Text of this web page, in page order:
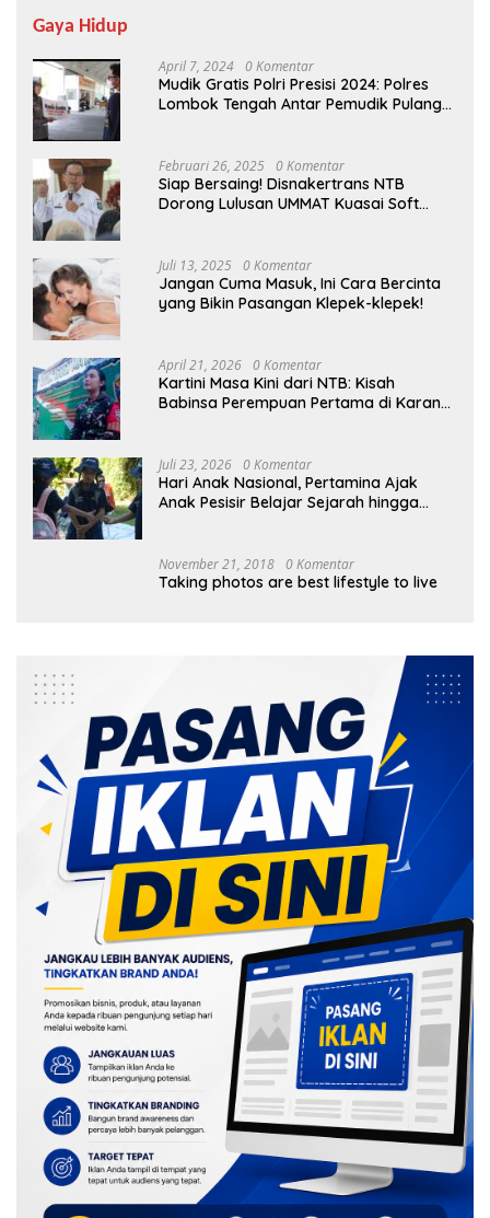
Gaya Hidup
April 7, 2024 0 Komentar
Mudik Gratis Polri Presisi 2024: Polres
Lombok Tengah Antar Pemudik Pulang
Februari 26, 2025 0 Komentar
Siap Bersaing! Disnakertrans NTB
Dorong Lulusan UMMAT Kuasai Soft
Juli 13, 2025 0 Komentar
Jangan Cuma Masuk, Ini Cara Bercinta
yang Bikin Pasangan Klepek-klepek!
April 21, 2026 0 Komentar
Kartini Masa Kini dari NTB: Kisah
Babinsa Perempuan Pertama di Karang
Juli 23, 2026 0 Komentar
Hari Anak Nasional, Pertamina Ajak
Anak Pesisir Belajar Sejarah hingga
November 21, 2018 0 Komentar
Taking photos are best lifestyle to live